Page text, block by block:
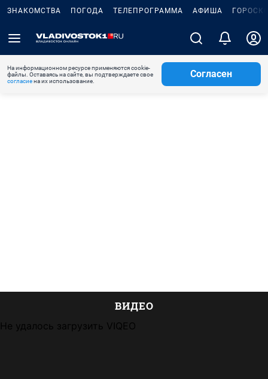
ЗНАКОМСТВА ПОГОДА ТЕЛЕПРОГРАММА АФИША
На информационном ресурсе применяются cookie-
файлы. Оставаясь на сайте, вы подтверждаете свое
согласиена их использование.
Согласен
ВИДЕО
Не удалось загрузить VIQEO